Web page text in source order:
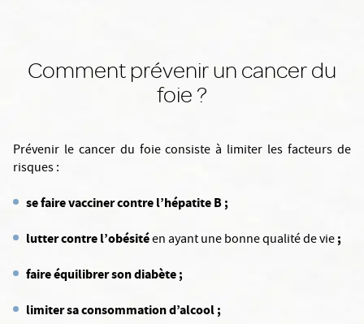
Comment prévenir un cancer du
foie ?
Prévenir le cancer du foie consiste à limiter les facteurs de
risques :
se faire vacciner contre l’hépatite B ;
lutter contre l’obésitéen ayant une bonne qualité de vie;
faire équilibrer son diabète ;
limiter sa consommation d’alcool ;